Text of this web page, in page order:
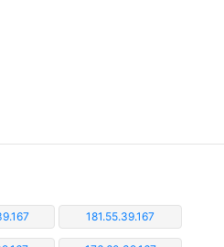
181.55.39.167